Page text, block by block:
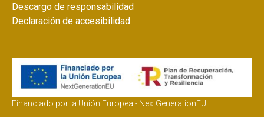
Descargo de responsabilidad
Declaración de accesibilidad
Financiado por la Unión Europea - NextGenerationEU